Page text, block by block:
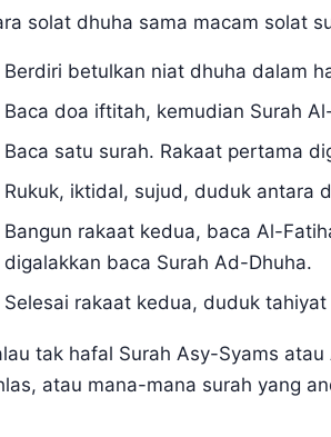
solat dhuha sama macam solat
Berdiri betulkan niat dhuha dalam
Baca doa iftitah, kemudian Surah
Baca satu surah. Rakaat pertama
Rukuk, iktidal, sujud, duduk antara
Bangun rakaat kedua, baca Al-
digalakkan baca Surah Ad-Dhuha.
Selesai rakaat kedua, duduk
tak hafal Surah Asy-Syams
atau mana-mana surah yang